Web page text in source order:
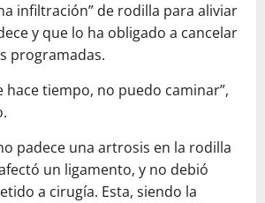
infiltración” de rodilla para aliviar
y que lo ha obligado a cancelar
programadas.
hace tiempo, no puedo caminar”,
padece una artrosis en la rodilla
un ligamento, y no debió
a cirugía. Esta, siendo la